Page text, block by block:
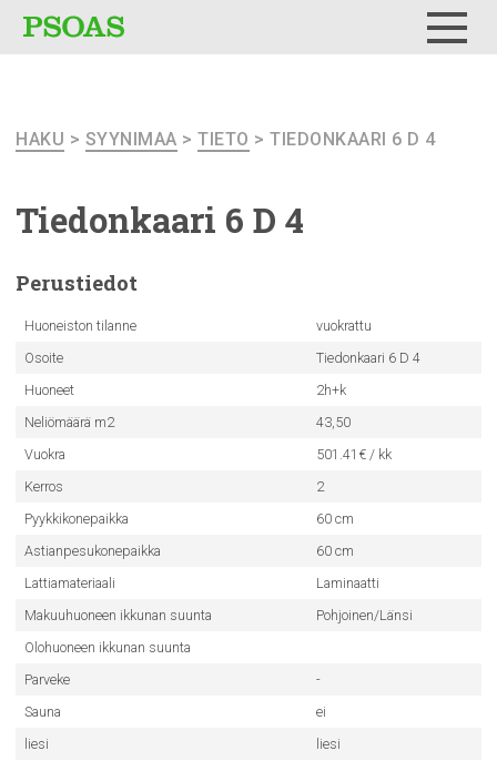
HAKU > SYYNIMAA > TIETO > TIEDONKAARI 6 D 4
Tiedonkaari 6 D 4
Perustiedot
Huoneiston tilanne
vuokrattu
Osoite
Tiedonkaari 6 D 4
Huoneet
2h+k
Neliömäärä m2
43,50
Vuokra
501.41€ / kk
Kerros
2
Pyykkikonepaikka
60 cm
Astianpesukonepaikka
60 cm
Lattiamateriaali
Laminaatti
Makuuhuoneen ikkunan suunta
Pohjoinen/Länsi
Olohuoneen ikkunan suunta
Parveke
-
Sauna
ei
liesi
liesi